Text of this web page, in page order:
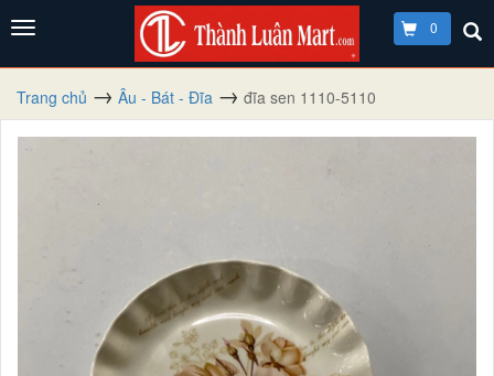
0
Trang chủ Âu - Bát - Đĩa đĩa sen 1110-5110